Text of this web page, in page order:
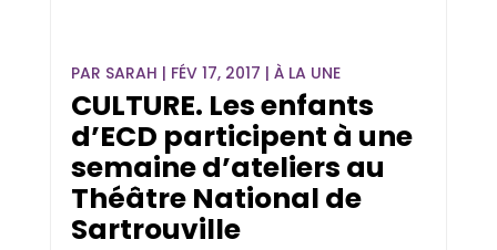
PAR SARAH | FÉV 17, 2017 |À LA UNE
CULTURE. Les enfants
d’ECD participent à une
semaine d’ateliers au
Théâtre National de
Sartrouville